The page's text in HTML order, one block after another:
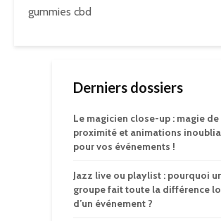
gummies cbd
Derniers dossiers
Le magicien close-up : magie de
proximité et animations
pour vos événements !
Jazz live ou playlist : pourquoi
groupe fait toute la différence
d’un événement ?